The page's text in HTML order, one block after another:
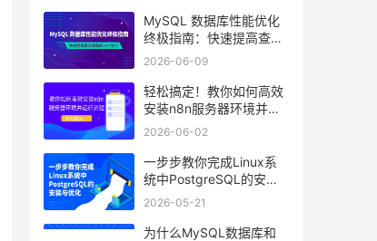
MySQL 数据库性能优化
终极指南：快速提高查询
效率的10个技巧
2026-06-09
轻松搞定！教你如何高效
安装n8n服务器环境并运
行流程
2026-06-02
一步步教你完成Linux系
统中PostgreSQL的安装
与优化
2026-05-21
为什么MySQL数据库和